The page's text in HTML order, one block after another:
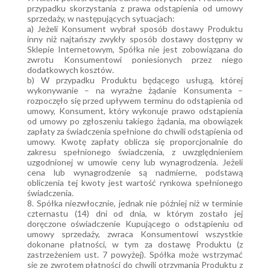
przypadku skorzystania z prawa odstąpienia od umowy
sprzedaży, w następujących sytuacjach:
a) Jeżeli Konsument wybrał sposób dostawy Produktu
inny niż najtańszy zwykły sposób dostawy dostępny w
Sklepie Internetowym, Spółka nie jest zobowiązana do
zwrotu Konsumentowi poniesionych przez niego
dodatkowych kosztów.
b) W przypadku Produktu będącego usługą, której
wykonywanie – na wyraźne żądanie Konsumenta –
rozpoczęło się przed upływem terminu do odstąpienia od
umowy, Konsument, który wykonuje prawo odstąpienia
od umowy po zgłoszeniu takiego żądania, ma obowiązek
zapłaty za świadczenia spełnione do chwili odstąpienia od
umowy. Kwotę zapłaty oblicza się proporcjonalnie do
zakresu spełnionego świadczenia, z uwzględnieniem
uzgodnionej w umowie ceny lub wynagrodzenia. Jeżeli
cena lub wynagrodzenie są nadmierne, podstawą
obliczenia tej kwoty jest wartość rynkowa spełnionego
świadczenia.
8. Spółka niezwłocznie, jednak nie później niż w terminie
czternastu (14) dni od dnia, w którym zostało jej
doręczone oświadczenie Kupującego o odstąpieniu od
umowy sprzedaży, zwraca Konsumentowi wszystkie
dokonane płatności, w tym za dostawę Produktu (z
zastrzeżeniem ust. 7 powyżej). Spółka może wstrzymać
się ze zwrotem płatności do chwili otrzymania Produktu z